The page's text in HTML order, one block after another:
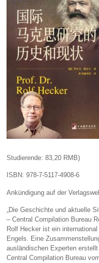
Studierende: 83,20 RMB)
ISBN: 978-7-5117-4908-6
Ankündigung auf der
„Die Geschichte und aktuelle
– Central Compilation Bureau
Rolf Hecker ist ein
Engels. Eine
ausländischen Experten
Central Compilation Bureau